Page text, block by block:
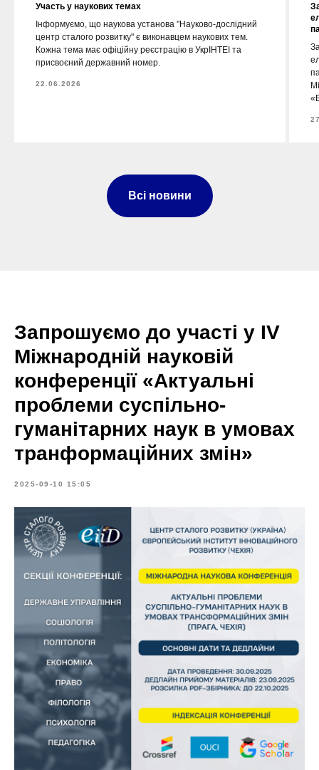
Участь у наукових темах
Інформуємо, що наукова установа "Науково-дослідний
центр сталого розвитку" є виконавцем наукових тем.
Кожна тема має офіційну реєстрацію в УкрІНТЕІ та
присвоєний державний номер.
22.06.2026
Всі новини
Запрошуємо до участі у ІV
Міжнародній науковій
конференції «Актуальні
проблеми суспільно-
гуманітарних наук в умовах
транформаційних змін»
2025-09-10 15:05